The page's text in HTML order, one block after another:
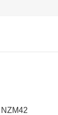
NZM42